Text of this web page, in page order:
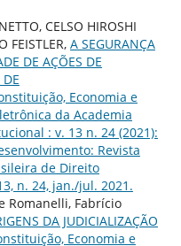
CELSO HIROSHI
FEISTLER, A SEGURANÇA
DE AÇÕES DE
Economia e
da Academia
: v. 13 n. 24 (2021):
Revista
de Direito
n. 24, jan./jul. 2021.
Romanelli, Fabrício
DA JUDICIALIZAÇÃO
Economia e